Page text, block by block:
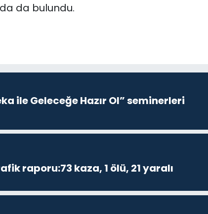
da bulundu.
ile Geleceğe Hazır Ol” seminerleri
raporu:73 kaza, 1 ölü, 21 yaralı